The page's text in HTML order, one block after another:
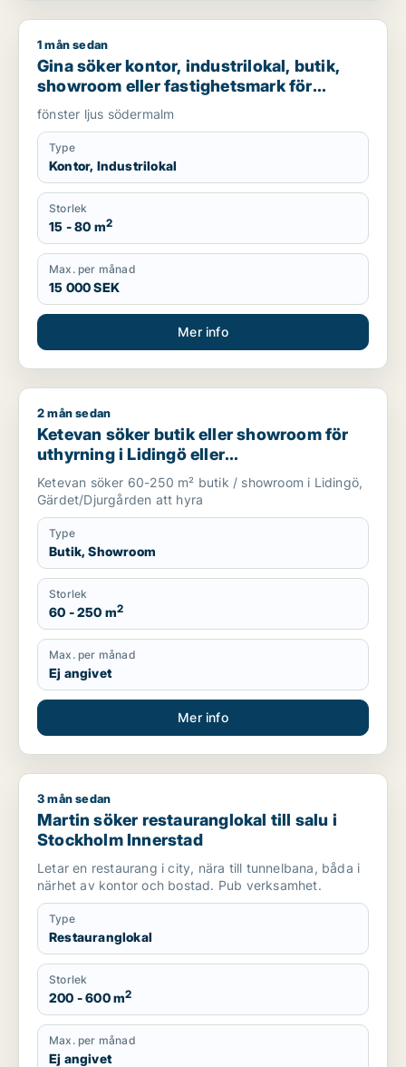
Gina söker kontor, industrilokal, butik, showroom eller
1 mån sedan
Gina söker kontor, industrilokal, butik,
showroom eller fastighetsmark för
uthyrning i Södermalm
fönster ljus södermalm
Type
Kontor, Industrilokal
Storlek
15 - 80 m2
Max. per månad
15 000 SEK
Mer info
Ketevan söker butik eller showroom för uthyrning i Lidingö
2 mån sedan
Ketevan söker butik eller showroom för
uthyrning i Lidingö eller
Gärdet/Djurgården
Ketevan söker 60-250 m² butik / showroom i Lidingö,
Gärdet/Djurgården att hyra
Type
Butik, Showroom
Storlek
60 - 250 m2
Max. per månad
Ej angivet
Mer info
Martin söker restauranglokal till salu i Stockholm Innerstad
3 mån sedan
Martin söker restauranglokal till salu i
Stockholm Innerstad
Letar en restaurang i city, nära till tunnelbana, båda i
närhet av kontor och bostad. Pub verksamhet.
Type
Restauranglokal
Storlek
200 - 600 m2
Max. per månad
Ej angivet